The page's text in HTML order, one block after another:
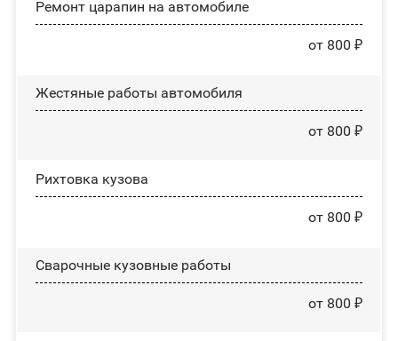
Ремонт царапин на автомобиле
от 800 ₽
Жестяные работы автомобиля
от 800 ₽
Рихтовка кузова
от 800 ₽
Сварочные кузовные работы
от 800 ₽